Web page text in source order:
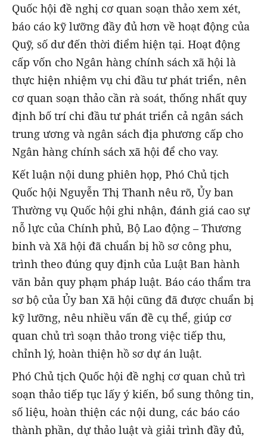
Quốc hội đề nghị cơ quan soạn thảo xem xét,
báo cáo kỹ lưỡng đầy đủ hơn về hoạt động của
Quỹ, số dư đến thời điểm hiện tại. Hoạt động
cấp vốn cho Ngân hàng chính sách xã hội là
thực hiện nhiệm vụ chi đầu tư phát triển, nên
cơ quan soạn thảo cần rà soát, thống nhất quy
định bố trí chi đầu tư phát triển cả ngân sách
trung ương và ngân sách địa phương cấp cho
Ngân hàng chính sách xã hội để cho vay.
Kết luận nội dung phiên họp, Phó Chủ tịch
Quốc hội Nguyễn Thị Thanh nêu rõ, Ủy ban
Thường vụ Quốc hội ghi nhận, đánh giá cao sự
nỗ lực của Chính phủ, Bộ Lao động – Thương
binh và Xã hội đã chuẩn bị hồ sơ công phu,
trình theo đúng quy định của Luật Ban hành
văn bản quy phạm pháp luật. Báo cáo thẩm tra
sơ bộ của Ủy ban Xã hội cũng đã được chuẩn bị
kỹ lưỡng, nêu nhiều vấn đề cụ thể, giúp cơ
quan chủ trì soạn thảo trong việc tiếp thu,
chỉnh lý, hoàn thiện hồ sơ dự án luật.
Phó Chủ tịch Quốc hội đề nghị cơ quan chủ trì
soạn thảo tiếp tục lấy ý kiến, bổ sung thông tin,
số liệu, hoàn thiện các nội dung, các báo cáo
thành phần, dự thảo luật và giải trình đầy đủ,